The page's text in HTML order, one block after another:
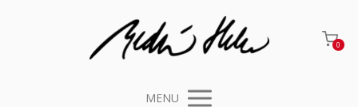
0
MENU